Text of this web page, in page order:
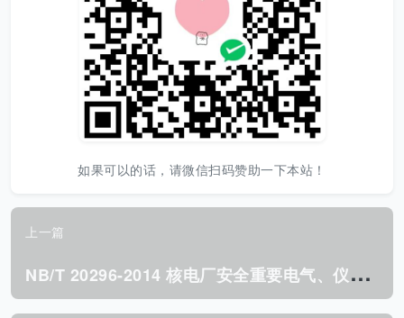
如果可以的话，请微信扫码赞助一下本站！
上一篇
N
B/T 20296-2014 核电厂安全重要电气、仪表和控制设备维修 要求.pdf